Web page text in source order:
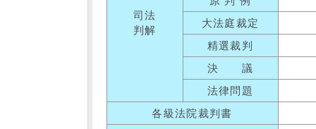
司法
判解
大法庭裁定
精選裁判
決 議
法律問題
各級法院裁判書